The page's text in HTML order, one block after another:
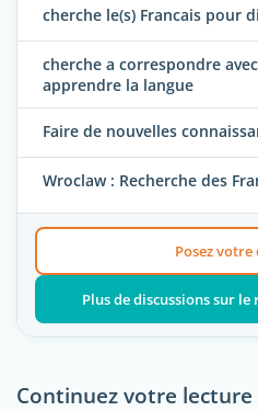
cherche le(s) Francais pour
cherche a correspondre
apprendre la langue
Faire de nouvelles
Wroclaw : Recherche des
Posez
Plus de discussions sur
Continuez votre lecture